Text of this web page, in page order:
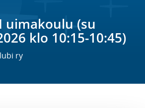
uimakoulu (su
klo 10:15-10:45)
ry